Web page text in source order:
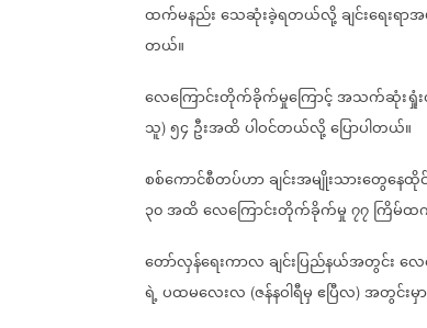
ထက်မနည်းသေဆုံးခဲ့ရတယ်လို့ချင်းရေးရာ
တယ်။
လေကြောင်းတိုက်ခိုက်မှုကြောင့်အသက်ဆုံးရှုံ
သူ) ၅၄ ဦးအထိပါဝင်တယ်လို့ပြောပါတယ်။
စစ်ကောင်စီတပ်ဟာချင်းအမျိုးသားတွေနေထို
၃၀အထိလေကြောင်းတိုက်ခိုက်မှု၇၇ကြိမ်ထ
တော်လှန်ရေးကာလချင်းပြည်နယ်အတွင်းလ
ရဲ့ပထမလေးလ (ဇန်နဝါရီမှဧပြီလ) အတွင်းမှာ